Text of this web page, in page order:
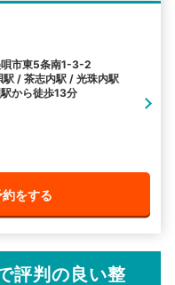
市東5条南1-3-2
駅 / 茶志内駅 / 光珠内駅
から徒歩13分
をする
評判の良い整